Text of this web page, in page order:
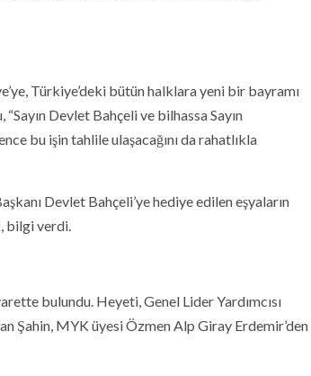
Türkiye’deki bütün halklara yeni bir bayramı
Devlet Bahçeli ve bilhassa Sayın
bu işin tahlile ulaşacağını da rahatlıkla
Devlet Bahçeli’ye hediye edilen eşyaların
bilgi verdi.
bulundu. Heyeti, Genel Lider Yardımcısı
Şahin, MYK üyesi Özmen Alp Giray Erdemir’den